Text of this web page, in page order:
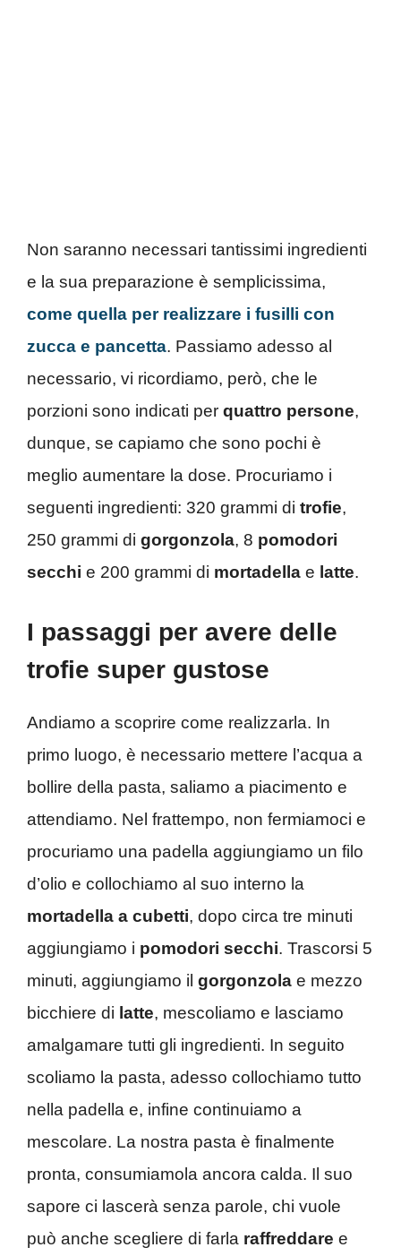
Non saranno necessari tantissimi ingredienti
e la sua preparazione è semplicissima,
come quella per realizzare i fusilli con
zucca e pancetta. Passiamo adesso al
necessario, vi ricordiamo, però, che le
porzioni sono indicati per quattro persone,
dunque, se capiamo che sono pochi è
meglio aumentare la dose. Procuriamo i
seguenti ingredienti: 320 grammi di trofie,
250 grammi di gorgonzola, 8 pomodori
secchi e 200 grammi di mortadella e latte.
I passaggi per avere delle
trofie super gustose
Andiamo a scoprire come realizzarla. In
primo luogo, è necessario mettere l’acqua a
bollire della pasta, saliamo a piacimento e
attendiamo. Nel frattempo, non fermiamoci e
procuriamo una padella aggiungiamo un filo
d’olio e collochiamo al suo interno la
mortadella a cubetti, dopo circa tre minuti
aggiungiamo i pomodori secchi. Trascorsi 5
minuti, aggiungiamo il gorgonzola e mezzo
bicchiere di latte, mescoliamo e lasciamo
amalgamare tutti gli ingredienti. In seguito
scoliamo la pasta, adesso collochiamo tutto
nella padella e, infine continuiamo a
mescolare. La nostra pasta è finalmente
pronta, consumiamola ancora calda. Il suo
sapore ci lascerà senza parole, chi vuole
può anche scegliere di farla raffreddare e